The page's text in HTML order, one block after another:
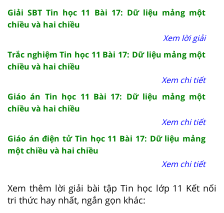
Giải SBT Tin học 11 Bài 17: Dữ liệu mảng một
chiều và hai chiều
Xem lời giải
Trắc nghiệm Tin học 11 Bài 17: Dữ liệu mảng một
chiều và hai chiều
Xem chi tiết
Giáo án Tin học 11 Bài 17: Dữ liệu mảng một
chiều và hai chiều
Xem chi tiết
Giáo án điện tử Tin học 11 Bài 17: Dữ liệu mảng
một chiều và hai chiều
Xem chi tiết
Xem thêm lời giải bài tập Tin học lớp 11 Kết nối
tri thức hay nhất, ngắn gọn khác: